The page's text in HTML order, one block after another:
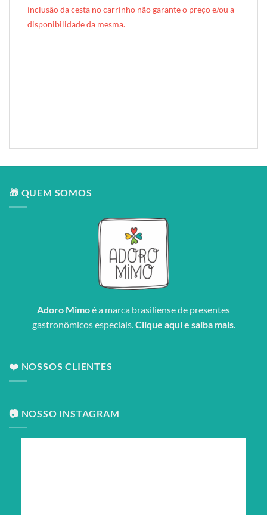
inclusão da cesta no carrinho não garante o preço e/ou a
disponibilidade da mesma.
🎁 QUEM SOMOS
Adoro Mimoé a marca brasiliense de presentes
gastronômicos especiais.Clique aqui e saiba mais.
❤️ NOSSOS CLIENTES
📷 NOSSO INSTAGRAM